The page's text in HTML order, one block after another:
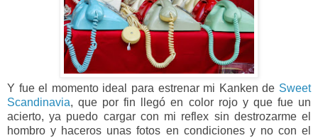
Y fue el momento ideal para estrenar mi Kanken de Sweet
Scandinavia, que por fin llegó en color rojo y que fue un
acierto, ya puedo cargar con mi reflex sin destrozarme el
hombro y haceros unas fotos en condiciones y no con el